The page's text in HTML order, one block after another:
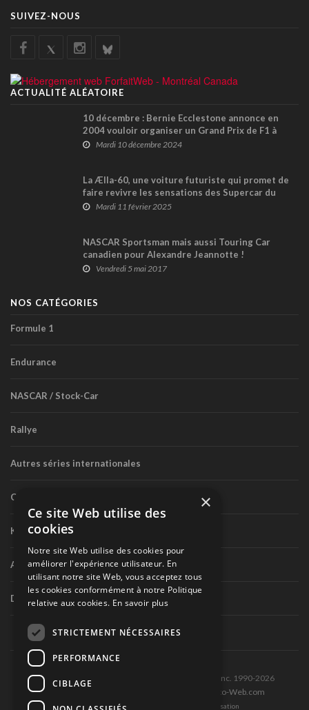
SUIVEZ-NOUS
ACTUALITÉ ALÉATOIRE
10 décembre : Bernie Ecclestone annonce en
2004 vouloir organiser un Grand Prix de F1 à
Londres
Mardi 10 décembre 2024
La Ælla-60, une voiture futuriste qui promet de
faire revivre les sensations des Supercar du
siècle dernier
Mardi 11 février 2025
NASCAR Sportsman mais aussi Touring Car
canadien pour Alexandre Jeannotte !
Vendredi 5 mai 2017
NOS CATÉGORIES
Formule 1
Endurance
NASCAR / Stock-Car
Rallye
Autres séries internationales
Circuit routier canadien
Karting
Autres séries nationales
Divers
Tous droits réservés © Les Éditions Pole-Position inc. 1990-2026
Ce site est produit et hébergé par Montréal-Photo-Web.com
Politique de confidentialité et Conditions d’utilisation
×
Ce site Web utilise des
cookies
Notre site Web utilise des cookies pour
améliorer l'expérience utilisateur. En
utilisant notre site Web, vous acceptez tous
les cookies conformément à notre Politique
relative aux cookies. En savoir plus
STRICTEMENT NÉCESSAIRES
PERFORMANCE
CIBLAGE